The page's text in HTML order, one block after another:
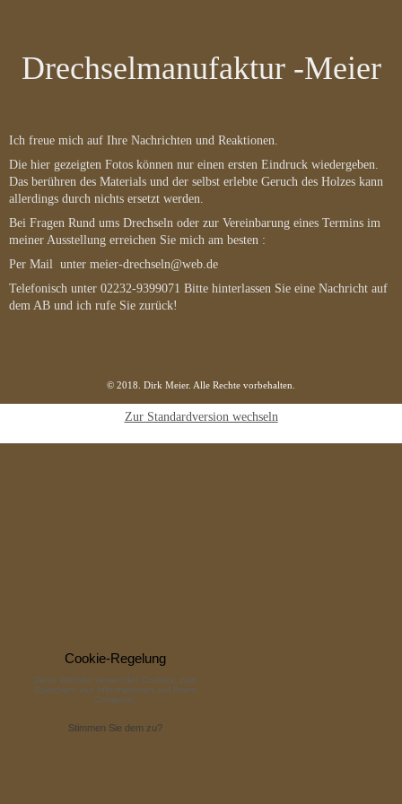
Drechselmanufaktur -Meier
Ich freue mich auf Ihre Nachrichten und Reaktionen.
Die hier gezeigten Fotos können nur einen ersten Eindruck wiedergeben.
Das berühren des Materials und der selbst erlebte Geruch des Holzes kann
allerdings durch nichts ersetzt werden.
Bei Fragen Rund ums Drechseln oder zur Vereinbarung eines Termins im
meiner Ausstellung erreichen Sie mich am besten :
Per Mail unter meier-drechseln@web.de
Telefonisch unter 02232-9399071 Bitte hinterlassen Sie eine Nachricht auf
dem AB und ich rufe Sie zurück!
© 2018. Dirk Meier. Alle Rechte vorbehalten.
Zur Standardversion wechseln
Cookie-Regelung
Diese Website verwendet Cookies, zum
Speichern von Informationen auf Ihrem
Computer.
Stimmen Sie dem zu?